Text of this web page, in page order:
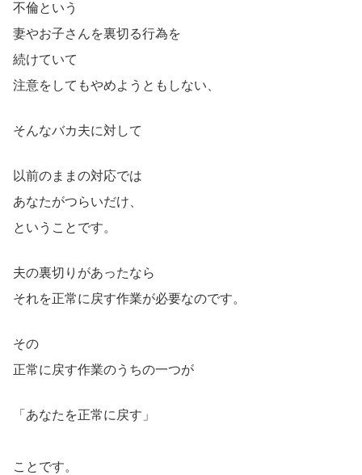
不倫という
妻やお子さんを裏切る行為を
続けていて
注意をしてもやめようともしない、
そんなバカ夫に対して
以前のままの対応では
あなたがつらいだけ、
ということです。
夫の裏切りがあったなら
それを正常に戻す作業が必要なのです。
その
正常に戻す作業のうちの一つが
「あなたを正常に戻す」
ことです。